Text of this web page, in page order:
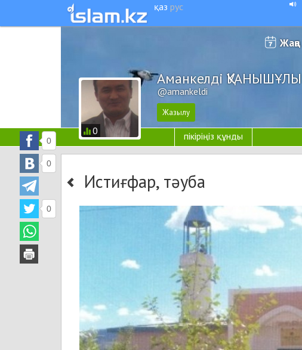
қаз рус
Жаңа
0
Аманкелді ҚУАНЫШҰЛЫ
@amankeldi
пікіріңіз құнды
Истиғфар, тәуба
0
0
0